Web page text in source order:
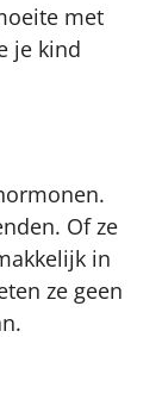
met
je kind
Of ze
in
ze geen